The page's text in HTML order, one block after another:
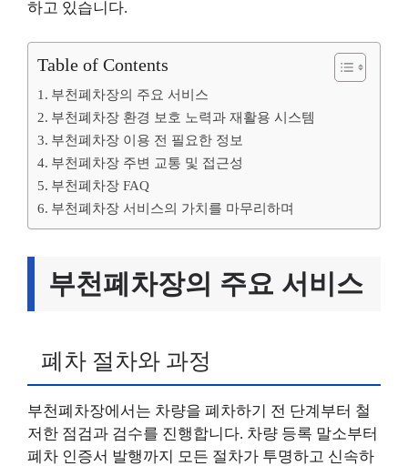
하고 있습니다.
Table of Contents
부천폐차장의 주요 서비스
부천폐차장 환경 보호 노력과 재활용 시스템
부천폐차장 이용 전 필요한 정보
부천폐차장 주변 교통 및 접근성
부천폐차장 FAQ
부천폐차장 서비스의 가치를 마무리하며
부천폐차장의 주요 서비스
폐차 절차와 과정
부천폐차장에서는 차량을 폐차하기 전 단계부터 철
저한 점검과 검수를 진행합니다. 차량 등록 말소부터
폐차 인증서 발행까지 모든 절차가 투명하고 신속하